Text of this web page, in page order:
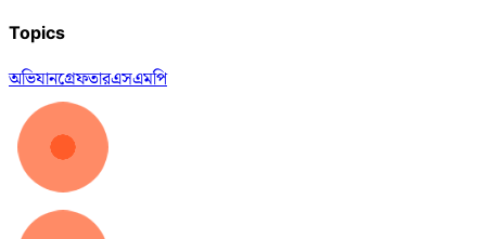
Topics
অভিযানগ্রেফতারএসএমপি